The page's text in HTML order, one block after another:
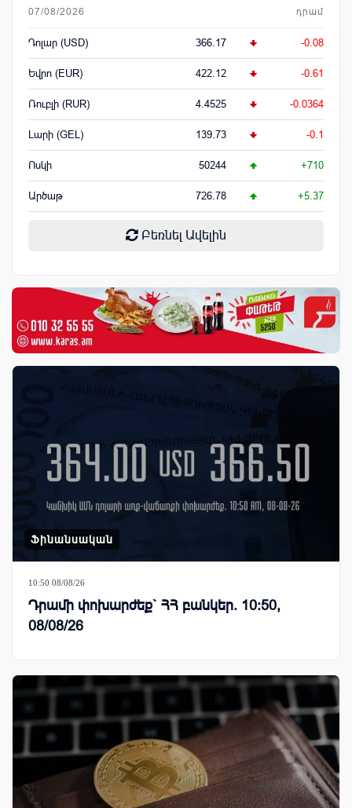
07/08/2026 դրամ
Դոլար (USD) 366.17 -0.08
Եվրո (EUR) 422.12 -0.61
Ռուբլի (RUR) 4.4525 -0.0364
Լարի (GEL) 139.73 -0.1
Ոսկի 50244 +710
Արծաթ 726.78 +5.37
Բեռնել Ավելին
Ֆինանսական
10:50 08/08/26
Դրամի փոխարժեք` ՀՀ բանկեր. 10:50,
08/08/26